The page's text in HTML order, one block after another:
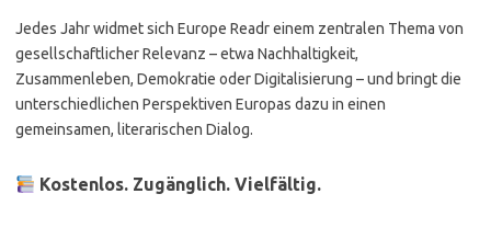
Jedes Jahr widmet sich Europe Readr einem zentralen Thema von
gesellschaftlicher Relevanz – etwa Nachhaltigkeit,
Zusammenleben, Demokratie oder Digitalisierung – und bringt die
unterschiedlichen Perspektiven Europas dazu in einen
gemeinsamen, literarischen Dialog.
Kostenlos. Zugänglich. Vielfältig.